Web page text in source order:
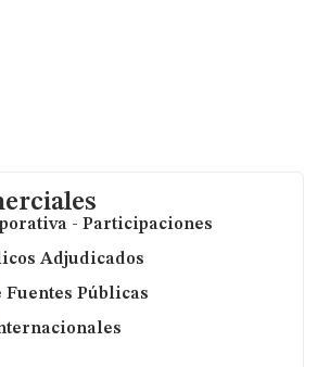
- Participaciones
Adjudicados
Públicas